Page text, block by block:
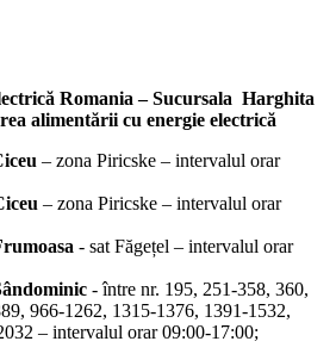
Romania – Sucursala Harghita
alimentării cu energie electrică
– zona Piricske – intervalul orar
– zona Piricske – intervalul orar
- sat Făgețel – intervalul orar
- între nr. 195, 251-358, 360,
966-1262, 1315-1376, 1391-1532,
– intervalul orar 09:00-17:00;